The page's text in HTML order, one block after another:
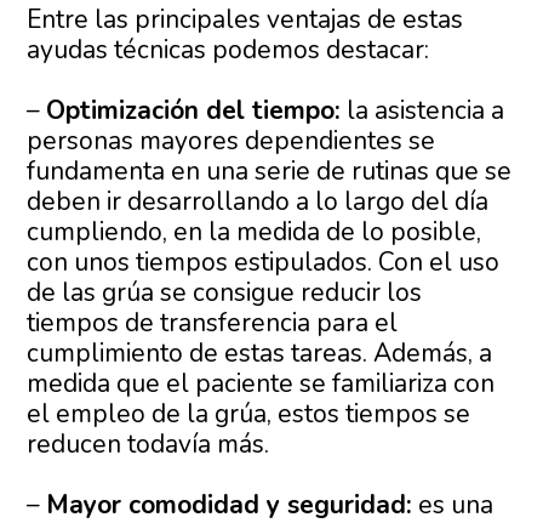
Entre las principales ventajas de estas
ayudas técnicas podemos destacar:
– Optimización del tiempo: la asistencia a
personas mayores dependientes se
fundamenta en una serie de rutinas que se
deben ir desarrollando a lo largo del día
cumpliendo, en la medida de lo posible,
con unos tiempos estipulados. Con el uso
de las grúa se consigue reducir los
tiempos de transferencia para el
cumplimiento de estas tareas. Además, a
medida que el paciente se familiariza con
el empleo de la grúa, estos tiempos se
reducen todavía más.
– Mayor comodidad y seguridad: es una